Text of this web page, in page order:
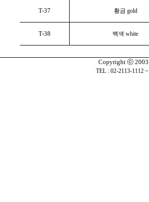
T-37 황금 gold
T-38 백색 white
Copyright ⓒ 2003
TEL : 02-2113-1112